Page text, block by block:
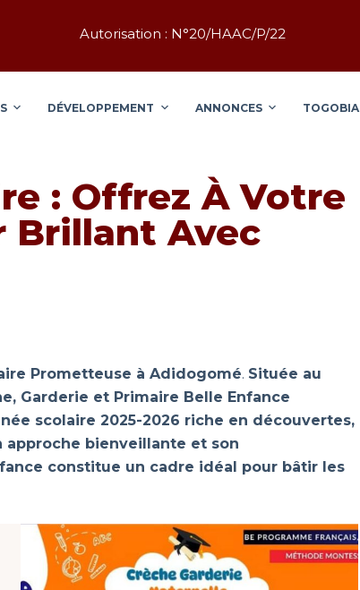
Autorisation : N°20/HAAC/P/22
DÉVELOPPEMENT ANNONCES TOGOBIA
: Offrez À Votre
Brillant Avec
Prometteuse à Adidogomé. Située au
Garderie et Primaire Belle Enfance
scolaire 2025-2026 riche en découvertes,
approche bienveillante et son
constitue un cadre idéal pour bâtir les